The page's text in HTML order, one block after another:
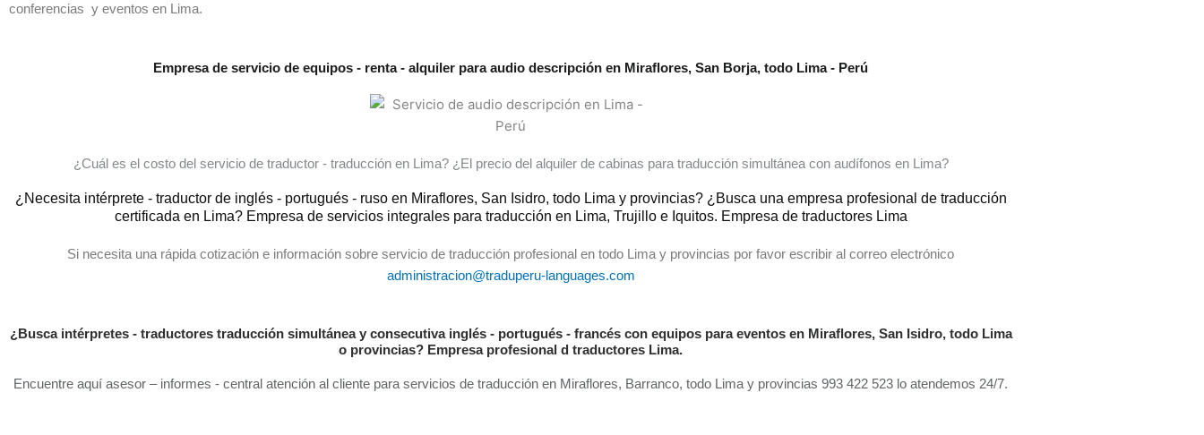
conferencias y eventos en Lima.
Empresa de servicio de equipos - renta - alquiler para audio descripción en Miraflores, San Borja, todo Lima - Perú
¿Cuál es el costo del servicio de traductor - traducción en Lima? ¿El precio del alquiler de cabinas para traducción simultánea con audífonos en Lima?
¿Necesita intérprete - traductor de inglés - portugués - ruso en Miraflores, San Isidro, todo Lima y provincias? ¿Busca una empresa profesional de traducción
certificada en Lima? Empresa de servicios integrales para traducción en Lima, Trujillo e Iquitos. Empresa de traductores Lima
Si necesita una rápida cotización e información sobre servicio de traducción profesional en todo Lima y provincias por favor escribir al correo electrónico
administracion@traduperu-languages.com
¿Busca intérpretes - traductores traducción simultánea y consecutiva inglés - portugués - francés con equipos para eventos en Miraflores, San Isidro, todo Lima
o provincias? Empresa profesional d traductores Lima.
Encuentre aquí asesor – informes - central atención al cliente para servicios de traducción en Miraflores, Barranco, todo Lima y provincias 993 422 523 lo atendemos 24/7.